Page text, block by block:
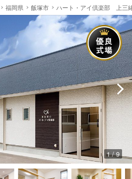
福岡県 飯塚市 ハート・アイ倶楽部 上三
1 / 9